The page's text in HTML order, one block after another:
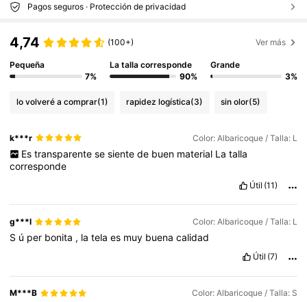
Pagos seguros · Protección de privacidad
4,74 (100+) Ver más
Pequeña
7%
La talla corresponde
90%
Grande
3%
lo volveré a comprar(1) rapidez logística(3) sin olor(5)
k***r Color: Albaricoque / Talla: L
Es transparente se siente de buen material La talla
corresponde
Útil (11)
g***l Color: Albaricoque / Talla: L
S ú per bonita , latelaes muy buenacalidad
Útil (7)
M***B Color: Albaricoque / Talla: S